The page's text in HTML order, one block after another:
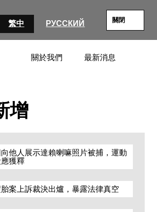
繁中 РУССКИЙ 關閉
關於我們 最新消息
增
他人展示達賴喇嘛照片被捕，運動
獲釋
案上訴裁決出爐，暴露法律真空